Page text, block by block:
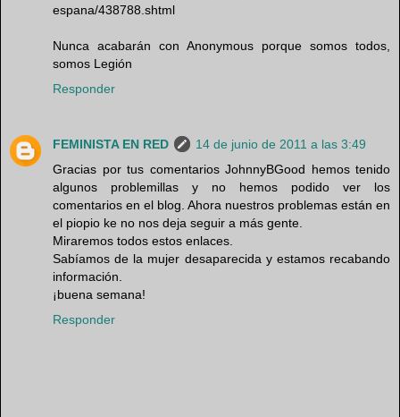
espana/438788.shtml
Nunca acabarán con Anonymous porque somos todos,
somos Legión
Responder
FEMINISTA EN RED
14 de junio de 2011 a las 3:49
Gracias por tus comentarios JohnnyBGood hemos tenido
algunos problemillas y no hemos podido ver los
comentarios en el blog. Ahora nuestros problemas están en
el piopio ke no nos deja seguir a más gente.
Miraremos todos estos enlaces.
Sabíamos de la mujer desaparecida y estamos recabando
información.
¡buena semana!
Responder